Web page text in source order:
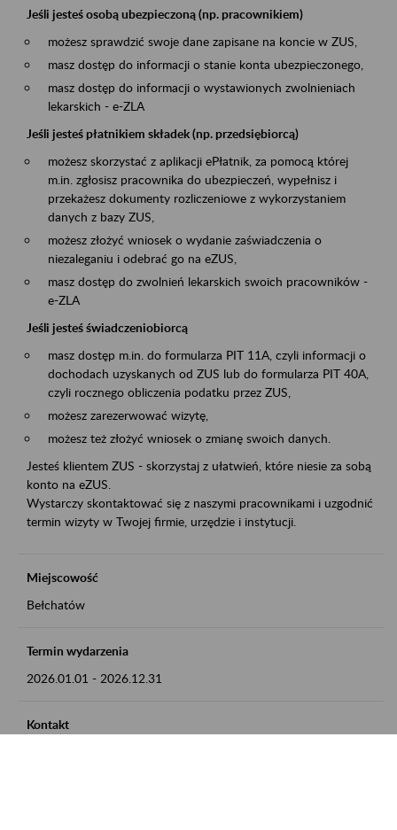
Jeśli jesteś osobą ubezpieczoną (np. pracownikiem)
możesz sprawdzić swoje dane zapisane na koncie w ZUS,
masz dostęp do informacji o stanie konta ubezpieczonego,
masz dostęp do informacji o wystawionych zwolnieniach
lekarskich - e-ZLA
Jeśli jesteś płatnikiem składek (np. przedsiębiorcą)
możesz skorzystać z aplikacji ePłatnik, za pomocą której
m.in. zgłosisz pracownika do ubezpieczeń, wypełnisz i
przekażesz dokumenty rozliczeniowe z wykorzystaniem
danych z bazy ZUS,
możesz złożyć wniosek o wydanie zaświadczenia o
niezaleganiu i odebrać go na eZUS,
masz dostęp do zwolnień lekarskich swoich pracowników -
e-ZLA
Jeśli jesteś świadczeniobiorcą
masz dostęp m.in. do formularza PIT 11A, czyli informacji o
dochodach uzyskanych od ZUS lub do formularza PIT 40A,
czyli rocznego obliczenia podatku przez ZUS,
możesz zarezerwować wizytę,
możesz też złożyć wniosek o zmianę swoich danych.
Jesteś klientem ZUS - skorzystaj z ułatwień, które niesie za sobą
konto na eZUS.
Wystarczy skontaktować się z naszymi pracownikami i uzgodnić
termin wizyty w Twojej firmie, urzędzie i instytucji.
Miejscowość
Bełchatów
Termin wydarzenia
2026.01.01 - 2026.12.31
Kontakt